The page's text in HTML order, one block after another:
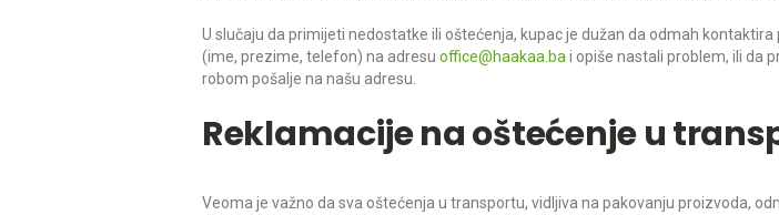
U slučaju da primijeti nedostatke ili oštećenja, kupac je dužan da odmah
(ime, prezime, telefon) na adresu office@haakaa.ba i opiše nastali problem, ili da
robom pošalje na našu adresu.
Reklamacije na oštećenje u
Veoma je važno da sva oštećenja u transportu, vidljiva na pakovanju proizvoda,